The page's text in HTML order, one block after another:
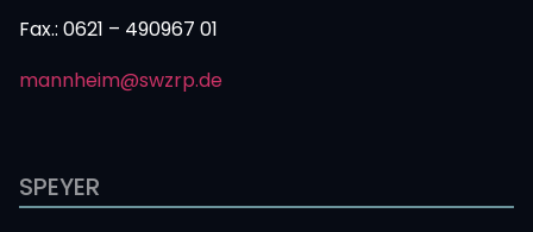
Fax.: 0621 – 490967 01
mannheim@swzrp.de
SPEYER